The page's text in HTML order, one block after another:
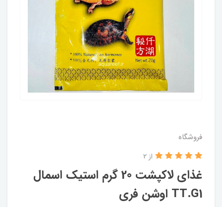
فروشگاه
غذای لاکپشت 20 گرم استیک اسمال
TT.G1 اوشن فری
از 2